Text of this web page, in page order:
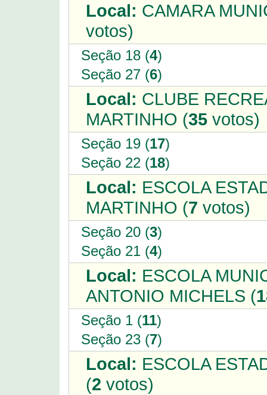
Local: CAMARA
votos)
Seção 18 (4)
Seção 27 (6)
Local: CLUBE
MARTINHO (35 votos)
Seção 19 (17)
Seção 22 (18)
Local: ESCOLA
MARTINHO (7 votos)
Seção 20 (3)
Seção 21 (4)
Local: ESCOLA
ANTONIO MICHELS (
Seção 1 (11)
Seção 23 (7)
Local: ESCOLA
(2 votos)